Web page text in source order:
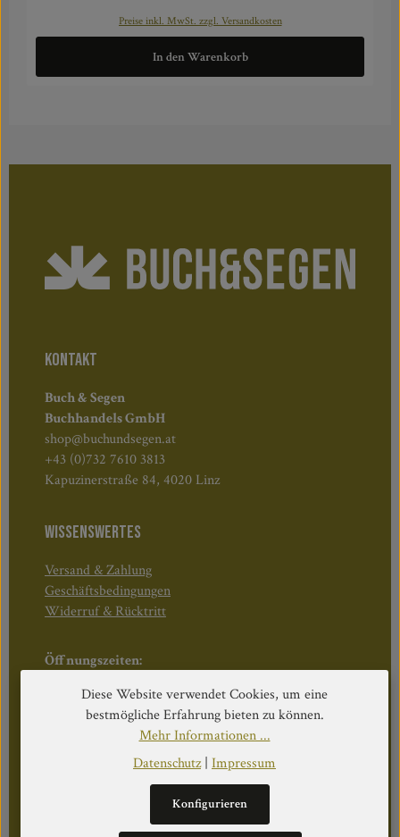
Preise inkl. MwSt. zzgl. Versandkosten
In den Warenkorb
KONTAKT
Buch & Segen
Buchhandels GmbH
shop@buchundsegen.at
+43 (0)732 7610 3813
Kapuzinerstraße 84, 4020 Linz
WISSENSWERTES
Versand & Zahlung
Geschäftsbedingungen
Widerruf & Rücktritt
Öffnungszeiten:
Fr: 08:30–12:30 Uhr
Diese Website verwendet Cookies, um eine
bestmögliche Erfahrung bieten zu können.
Mehr Informationen ...
Datenschutz| Impressum
Konfigurieren